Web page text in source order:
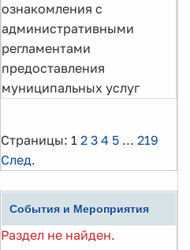
ознакомления с
административными
регламентами
предоставления
муниципальных услуг
Страницы: 1 2 3 4 5 ... 219
След.
События и Мероприятия
Раздел не найден.